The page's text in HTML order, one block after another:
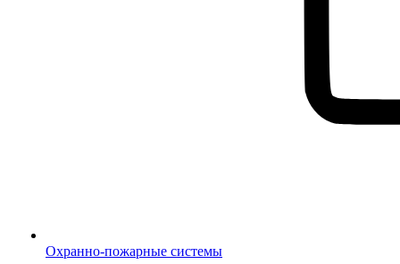
Охранно-пожарные системы